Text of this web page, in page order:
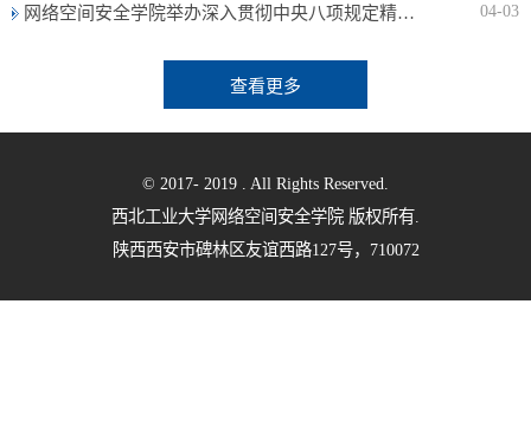
网络空间安全学院举办深入贯彻中央八项规定精神学习教育读书班 04-03
查看更多
© 2017- 2019 . All Rights Reserved.
西北工业大学网络空间安全学院 版权所有.
陕西西安市碑林区友谊西路127号，710072